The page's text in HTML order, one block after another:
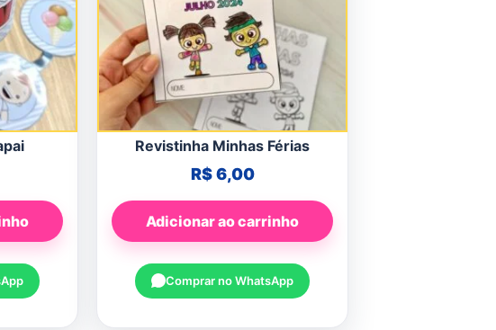
Revistinha Minhas Férias
R$6,00
Adicionar ao carrinho
Comprar no WhatsApp